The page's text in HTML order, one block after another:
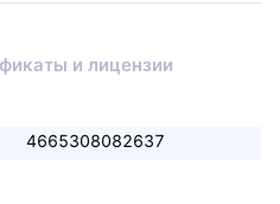
и лицензии
4665308082637